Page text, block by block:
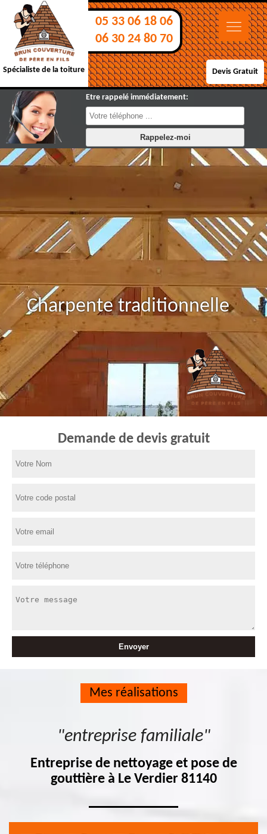
Spécialiste de la toiture
05 33 06 18 06
06 30 24 80 70
Devis Gratuit
Etre rappelé immédiatement:
Charpente traditionnelle
Demande de devis gratuit
Mes réalisations
"entreprise familiale"
Entreprise de nettoyage et pose de
gouttière à Le Verdier 81140